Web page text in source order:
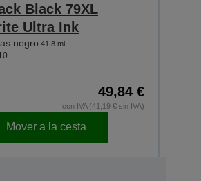
Black 79XL
Ultra Ink
negro 41,8 ml
49,84 €
con IVA (41,19 € sin IVA)
Mover a la cesta